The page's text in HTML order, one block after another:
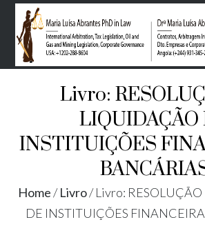
Livro:
LIQUIDAÇÃO
INSTITUIÇÕES
Home/Livro/Livro:
DE INSTITUIÇÕES